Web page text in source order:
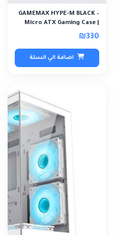
GAMEMAX HYPE-M BLACK –
Micro ATX Gaming Case |
Curved Glass
₪330
اضافة الي السلة